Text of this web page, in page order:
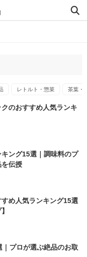
レトルト・惣菜 茶葉・
クのおすすめ人気ランキ
ング15選｜調味料のプ
を伝授
すめ人気ランキング15選
プロが選ぶ絶品のお取